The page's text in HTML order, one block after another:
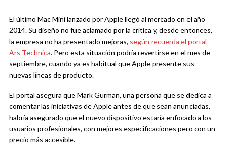
El último Mac Mini lanzado por Apple llegó al mercado en el año
2014. Su diseño no fue aclamado por la crítica y, desde entonces,
la empresa no ha presentado mejoras, según recuerda el portal
Ars Technica. Pero esta situación podría revertirse en el mes de
septiembre, cuando ya es habitual que Apple presente sus
nuevas líneas de producto.
El portal asegura que Mark Gurman, una persona que se dedica a
comentar las iniciativas de Apple antes de que sean anunciadas,
habría asegurado que el nuevo dispositivo estaría enfocado a los
usuarios profesionales, con mejores especificaciones pero con un
precio más accesible.